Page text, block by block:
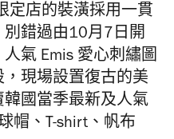
定店的裝潢採用一貫
別錯過由10月7日開
氣 Emis 愛心刺繡圖
現場設置復古的美
國當季最新及人氣
帽、T-shirt、帆布